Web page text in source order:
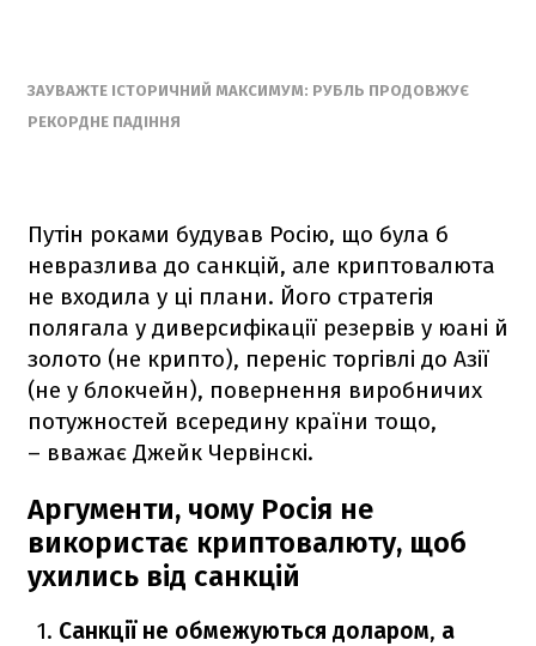
ЗАУВАЖТЕ ІСТОРИЧНИЙ МАКСИМУМ: РУБЛЬ ПРОДОВЖУЄ
РЕКОРДНЕ ПАДІННЯ
Путін роками будував Росію, що була б
невразлива до санкцій, але криптовалюта
не входила у ці плани. Його стратегія
полягала у диверсифікації резервів у юані й
золото (не крипто), переніс торгівлі до Азії
(не у блокчейн), повернення виробничих
потужностей всередину країни тощо,
– вважає Джейк Червінскі.
Аргументи, чому Росія не
використає криптовалюту, щоб
ухились від санкцій
Санкції не обмежуються доларом, а